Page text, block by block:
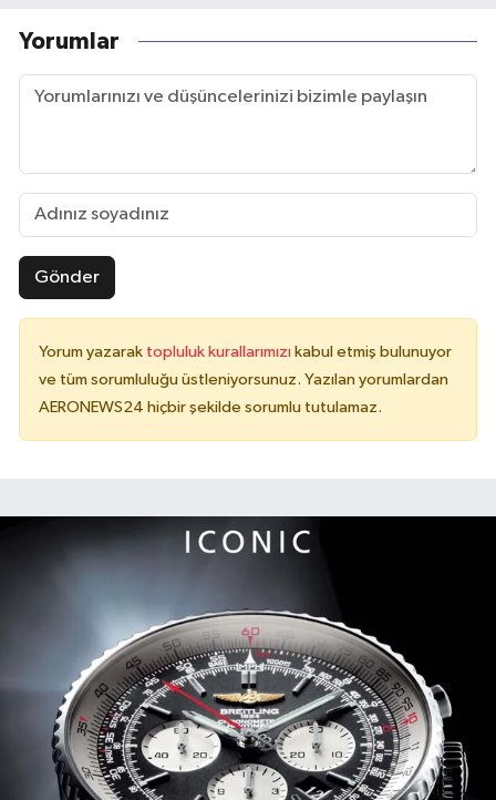
Yorumlar
Gönder
Yorum yazarak topluluk kurallarımızı kabul etmiş bulunuyor
ve tüm sorumluluğu üstleniyorsunuz. Yazılan yorumlardan
AERONEWS24 hiçbir şekilde sorumlu tutulamaz.